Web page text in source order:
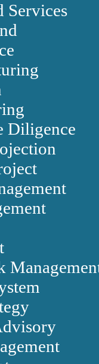
Services
Diligence